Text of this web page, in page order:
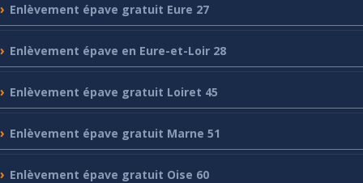
Enlèvement épave gratuit Eure 27
Enlèvement épave en Eure-et-Loir 28
Enlèvement épave gratuit Loiret 45
Enlèvement épave gratuit Marne 51
Enlèvement épave gratuit Oise 60